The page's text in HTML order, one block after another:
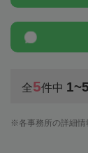
全5件中 1~5
各事務所の詳細